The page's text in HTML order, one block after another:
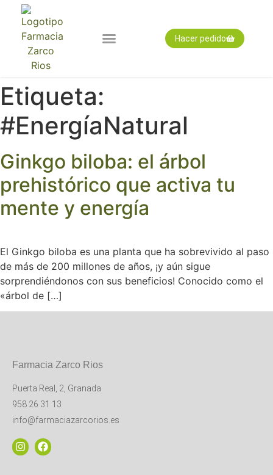
Hacer pedido
Etiqueta:
#EnergíaNatural
Ginkgo biloba: el árbol
prehistórico que activa tu
mente y energía
El Ginkgo biloba es una planta que ha sobrevivido al paso
de más de 200 millones de años, ¡y aún sigue
sorprendiéndonos con sus beneficios! Conocido como el
«árbol de […]
Farmacia Zarco Rios
Puerta Real, 2, Granada
958 26 31 13
info@farmaciazarcorios.es